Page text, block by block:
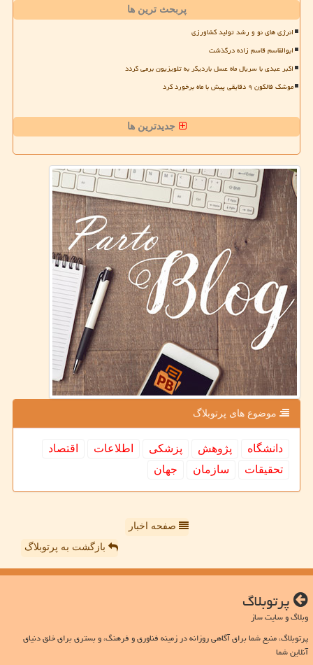
پربحث ترین ها
انرژی های نو و رشد تولید کشاورزی
ابوالقاسم قاسم زاده درگذشت
اکبر عبدی با سریال ماه عسل باردیگر به تلویزیون برمی گردد
موشک فالکون ۹ دقایقی پیش با ماه برخورد کرد
جدیدترین ها
موضوع های پرتوبلاگ
دانشگاه پژوهش پزشكی اطلاعات
اقتصاد
تحقیقات
سازمان جهان
صفحه اخبار
بازگشت به پرتوبلاگ
پرتوبلاگ
وبلاگ و سایت ساز
پرتوبلاگ، منبع شما برای آگاهی روزانه در زمینه فناوری و فرهنگ، و بستری برای خلق دنیای
آنلاین شما